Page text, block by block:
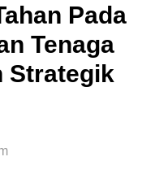
Pada
Tenaga
Strategik